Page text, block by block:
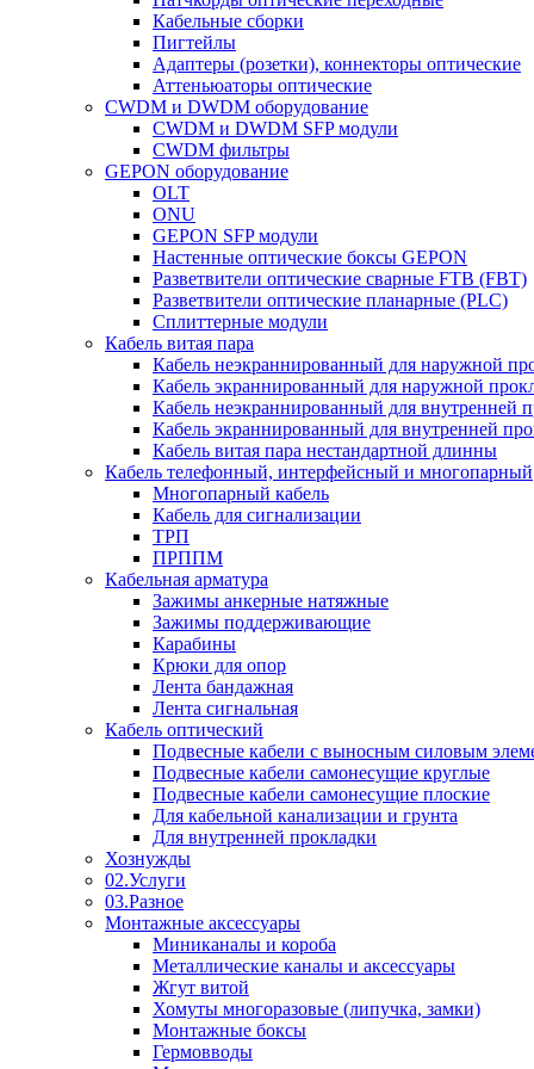
Кабельные сборки
Пигтейлы
Адаптеры (розетки), коннекторы оптические
Аттеньюаторы оптические
CWDM и DWDM оборудование
CWDM и DWDM SFP модули
CWDM фильтры
GEPON оборудование
OLT
ONU
GEPON SFP модули
Настенные оптические боксы GEPON
Разветвители оптические сварные FTB (FBT)
Разветвители оптические планарные (PLC)
Сплиттерные модули
Кабель витая пара
Кабель неэкраннированный для наружной
Кабель экраннированный для наружной
Кабель неэкраннированный для внутренней
Кабель экраннированный для внутренней
Кабель витая пара нестандартной длинны
Кабель телефонный, интерфейсный и многопарный
Многопарный кабель
Кабель для сигнализации
ТРП
ПРППМ
Кабельная арматура
Зажимы анкерные натяжные
Зажимы поддерживающие
Карабины
Крюки для опор
Лента бандажная
Лента сигнальная
Кабель оптический
Подвесные кабели с выносным силовым
Подвесные кабели самонесущие круглые
Подвесные кабели самонесущие плоские
Для кабельной канализации и грунта
Для внутренней прокладки
Хознужды
02.Услуги
03.Разное
Монтажные аксессуары
Миниканалы и короба
Металлические каналы и аксессуары
Жгут витой
Хомуты многоразовые (липучка, замки)
Монтажные боксы
Гермовводы